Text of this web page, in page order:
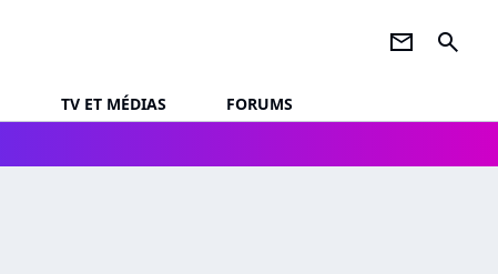
newsletter search
TV ET MÉDIAS
FORUMS